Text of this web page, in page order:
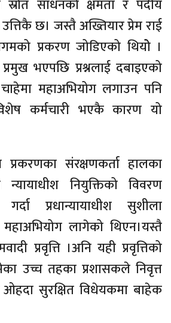
स्रोत साधनको क्षमता र पदीय
छ। जस्तै अख्तियार प्रेम राई
प्रकरण जोडिएको थियोे ।
भएपछि प्रश्नलाई दबाइएको
महाअभियोग लगाउन पनि
कर्मचारी भएकै कारण यो
संरक्षणकर्ता हालका
नियुक्तिको विवरण
प्रधान्यायाधीश सुशीला
महाअभियोग लागेको थिएन।यस्तै
प्रवृत्ति ।अनि यही प्रवृत्तिको
उच्च तहका प्रशासकले निवृत्त
सुरक्षित विधेयकमा बाहेक